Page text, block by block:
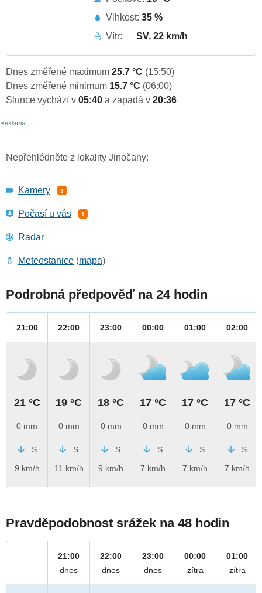
Vlhkost: 35 %
Vítr:
SV, 22 km/h
Dnes změřené maximum 25.7 °C (15:50)
Dnes změřené minimum 15.7 °C (06:00)
Slunce vychází v 05:40 a zapadá v 20:36
Nepřehlédněte z lokality Jinočany:
Kamery 3
Počasí u vás 1
Radar
Meteostanice (mapa)
Podrobná předpověď na 24 hodin
21:00
21 °C
0 mm
S
9 km/h
22:00
19 °C
0 mm
S
11 km/h
23:00
18 °C
0 mm
S
9 km/h
00:00
17 °C
0 mm
S
7 km/h
01:00
17 °C
0 mm
S
7 km/h
02:00
17 °C
0 mm
S
7 km/h
Pravděpodobnost srážek na 48 hodin
21:00
dnes
22:00
dnes
23:00
dnes
00:00
zítra
01:00
zítra